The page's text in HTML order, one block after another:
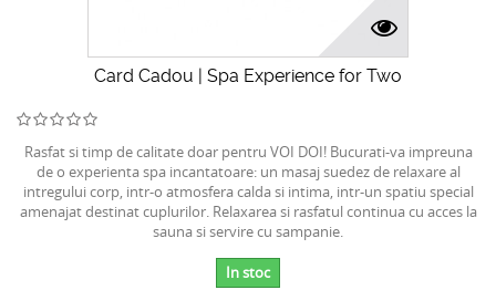
Card Cadou | Spa Experience for Two
Rasfat si timp de calitate doar pentru VOI DOI! Bucurati-va impreuna
de o experienta spa incantatoare: un masaj suedez de relaxare al
intregului corp, intr-o atmosfera calda si intima, intr-un spatiu special
amenajat destinat cuplurilor. Relaxarea si rasfatul continua cu acces la
sauna si servire cu sampanie.
In stoc